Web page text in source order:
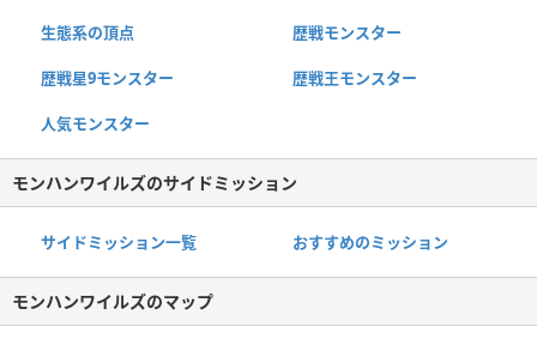
生態系の頂点 歴戦モンスター
歴戦星9モンスター 歴戦王モンスター
人気モンスター
モンハンワイルズのサイドミッション
サイドミッション一覧 おすすめのミッション
モンハンワイルズのマップ